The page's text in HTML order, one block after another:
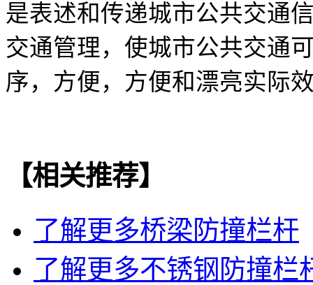
是表述和传递城市公共交通
交通管理，使城市公共交通
序，方便，方便和漂亮实际
【相关推荐】
了解更多桥梁防撞栏杆
了解更多不锈钢防撞栏